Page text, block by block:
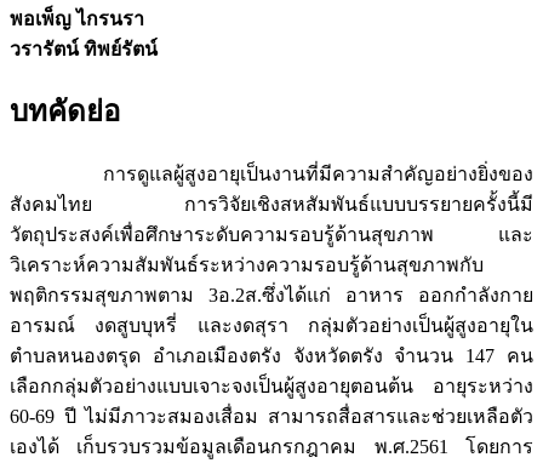
พอเพ็ญ ไกรนรา
วรารัตน์ ทิพย์รัตน์
บทคัดย่อ
การดูแลผู้สูงอายุเป็นงานที่มีความสำคัญอย่างยิ่งของ
สังคมไทย การวิจัยเชิงสหสัมพันธ์แบบบรรยายครั้งนี้มี
วัตถุประสงค์เพื่อศึกษาระดับความรอบรู้ด้านสุขภาพ และ
วิเคราะห์ความสัมพันธ์ระหว่างความรอบรู้ด้านสุขภาพกับ
พฤติกรรมสุขภาพตาม 3อ.2ส.ซึ่งได้แก่ อาหาร ออกกำลังกาย
อารมณ์ งดสูบบุหรี่ และงดสุรา กลุ่มตัวอย่างเป็นผู้สูงอายุใน
ตำบลหนองตรุด อำเภอเมืองตรัง จังหวัดตรัง จำนวน 147 คน
เลือกกลุ่มตัวอย่างแบบเจาะจงเป็นผู้สูงอายุตอนต้น อายุระหว่าง
60-69 ปี ไม่มีภาวะสมองเสื่อม สามารถสื่อสารและช่วยเหลือตัว
เองได้ เก็บรวบรวมข้อมูลเดือนกรกฎาคม พ.ศ.2561 โดยการ